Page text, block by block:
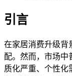
引言
在家居消费升级背
配。然而，市场中
质化严重、个性化